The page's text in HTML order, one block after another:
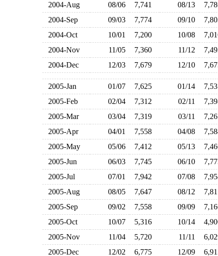
2004-Aug
08/06 7,741 08/13
2004-Sep
09/03 7,774 09/10
2004-Oct
10/01 7,200 10/08
2004-Nov
11/05 7,360 11/12
2004-Dec
12/03 7,679 12/10
2005-Jan 01/07 7,625 01/14
2005-Feb
02/04 7,312 02/11
2005-Mar
03/04 7,319 03/11
2005-Apr
04/01 7,558 04/08
2005-May
05/06 7,412 05/13
2005-Jun
06/03 7,745 06/10
2005-Jul
07/01 7,942 07/08
2005-Aug
08/05 7,647 08/12
2005-Sep
09/02 7,558 09/09
2005-Oct
10/07 5,316 10/14
2005-Nov
11/04 5,720 11/11
2005-Dec
12/02 6,775 12/09